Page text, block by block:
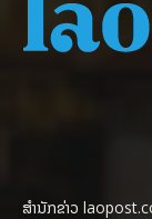
ສຳນັກຂ່າວ